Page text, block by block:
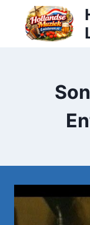
Doorgaan
inhoud